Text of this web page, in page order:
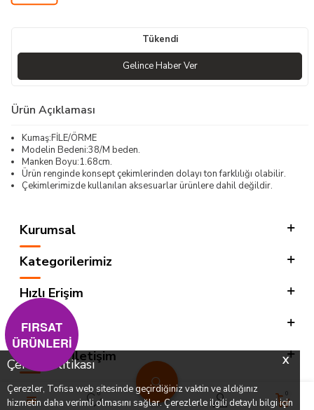
X
Çerez Politikası
Çerezler, Tofisa web sitesinde geçirdiğiniz vaktin ve aldığınız
hizmetin daha verimli olmasını sağlar. Çerezlerle ilgili detaylı bilgi için
0 0
Tükendi
Gelince Haber Ver
Ürün Açıklaması
Kumaş:FİLE/ÖRME
Modelin Bedeni:38/M beden.
Manken Boyu:1.68cm.
Ürün renginde konsept çekimlerinden dolayı ton farklılığı olabilir.
Çekimlerimizde kullanılan aksesuarlar ürünlere dahil değildir.
Kurumsal
Kategorilerimiz
Hızlı Erişim
Sosyal
Adres & İletişim
FIRSAT
ÜRÜNLERİ